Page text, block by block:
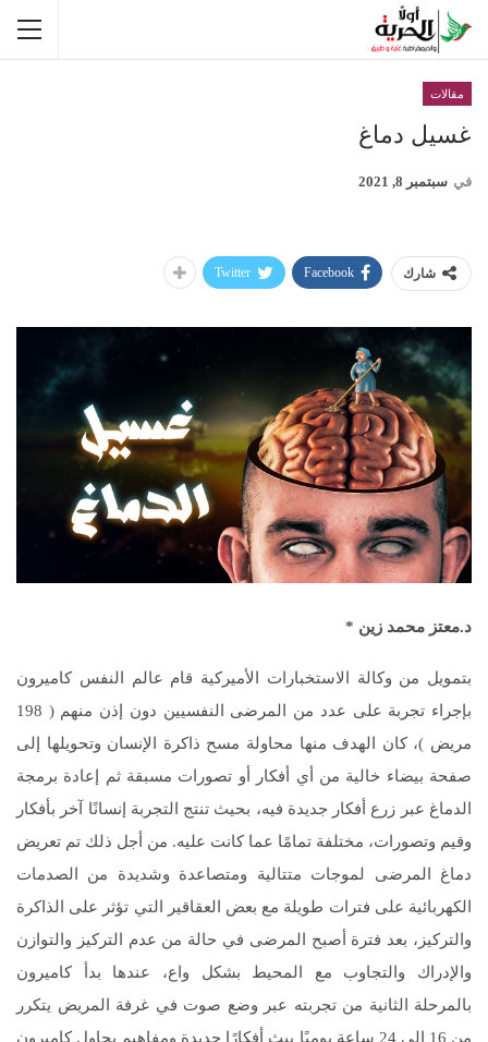
مقالات
غسيل دماغ
في سبتمبر 8, 2021
شارك Facebook
Twitter
د.معتز محمد زين *
بتمويل من وكالة الاستخبارات الأميركية قام عالم النفس كاميرون
بإجراء تجربة على عدد من المرضى النفسيين دون إذن منهم ( 198
مريض )، كان الهدف منها محاولة مسح ذاكرة الإنسان وتحويلها إلى
صفحة بيضاء خالية من أي أفكار أو تصورات مسبقة ثم إعادة برمجة
الدماغ عبر زرع أفكار جديدة فيه، بحيث تنتج التجربة إنسانًا آخر بأفكار
وقيم وتصورات، مختلفة تمامًا عما كانت عليه. من أجل ذلك تم تعريض
دماغ المرضى لموجات متتالية ومتصاعدة وشديدة من الصدمات
الكهربائية على فترات طويلة مع بعض العقاقير التي تؤثر على الذاكرة
والتركيز، بعد فترة أصبح المرضى في حالة من عدم التركيز والتوازن
والإدراك والتجاوب مع المحيط بشكل واع، عندها بدأ كاميرون
بالمرحلة الثانية من تجربته عبر وضع صوت في غرفة المريض يتكرر
من 16 الى 24 ساعة يوميًا يبث أفكارًا جديدة ومفاهيم يحاول كاميرون